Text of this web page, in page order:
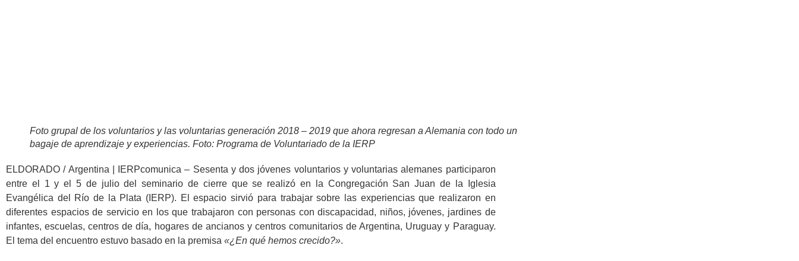
Foto grupal de los voluntarios y las voluntarias generación 2018 – 2019 que ahora regresan a Alemania con todo un
bagaje de aprendizaje y experiencias. Foto: Programa de Voluntariado de la IERP
ELDORADO / Argentina | IERPcomunica – Sesenta y dos jóvenes voluntarios y voluntarias alemanes participaron
entre el 1 y el 5 de julio del seminario de cierre que se realizó en la Congregación San Juan de la Iglesia
Evangélica del Río de la Plata (IERP). El espacio sirvió para trabajar sobre las experiencias que realizaron en
diferentes espacios de servicio en los que trabajaron con personas con discapacidad, niños, jóvenes, jardines de
infantes, escuelas, centros de día, hogares de ancianos y centros comunitarios de Argentina, Uruguay y Paraguay.
El tema del encuentro estuvo basado en la premisa «¿En qué hemos crecido?».